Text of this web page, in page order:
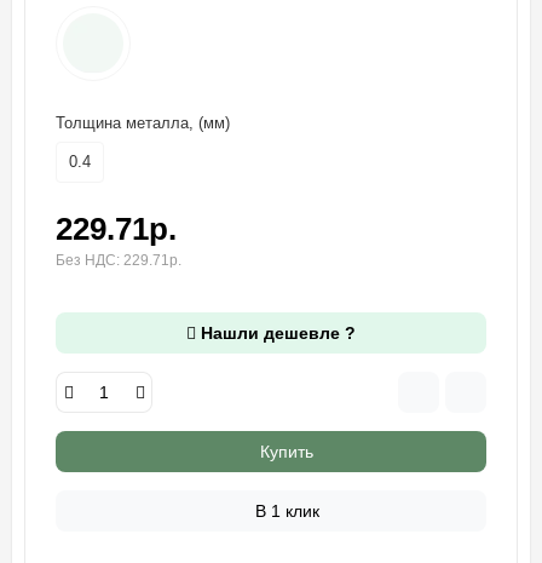
Толщина металла, (мм)
0.4
229.71р.
Без НДС: 229.71р.
Нашли дешевле ?
Купить
В 1 клик